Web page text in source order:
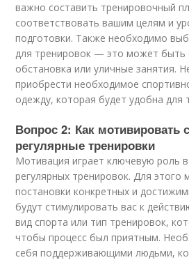
важно составить тренировочный
соответствовать вашим целям и
подготовки. Также необходимо
для тренировок — это может быть
обстановка или уличные занятия.
приобрести необходимое
одежду, которая будет удобна для
Вопрос 2: Как мотивировать
регулярные тренировки
Мотивация играет ключевую роль
регулярных тренировок. Для этого
постановки конкретных и
будут стимулировать вас к
вид спорта или тип тренировок,
чтобы процесс был приятным.
себя поддерживающими людьми,